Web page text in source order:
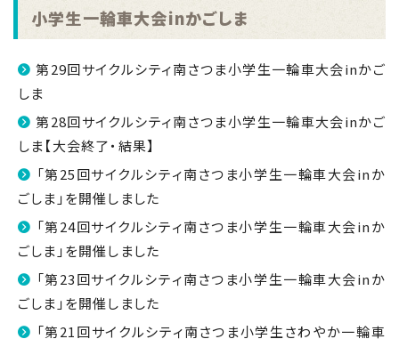
小学生一輪車大会inかごしま
第29回サイクルシティ南さつま小学生一輪車大会inかご
しま
第28回サイクルシティ南さつま小学生一輪車大会inかご
しま【大会終了・結果】
「第25回サイクルシティ南さつま小学生一輪車大会inか
ごしま」を開催しました
「第24回サイクルシティ南さつま小学生一輪車大会inか
ごしま」を開催しました
「第23回サイクルシティ南さつま小学生一輪車大会inか
ごしま」を開催しました
「第21回サイクルシティ南さつま小学生さわやか一輪車